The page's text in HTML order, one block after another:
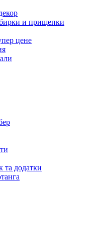
и прищепки
цене
та додатки